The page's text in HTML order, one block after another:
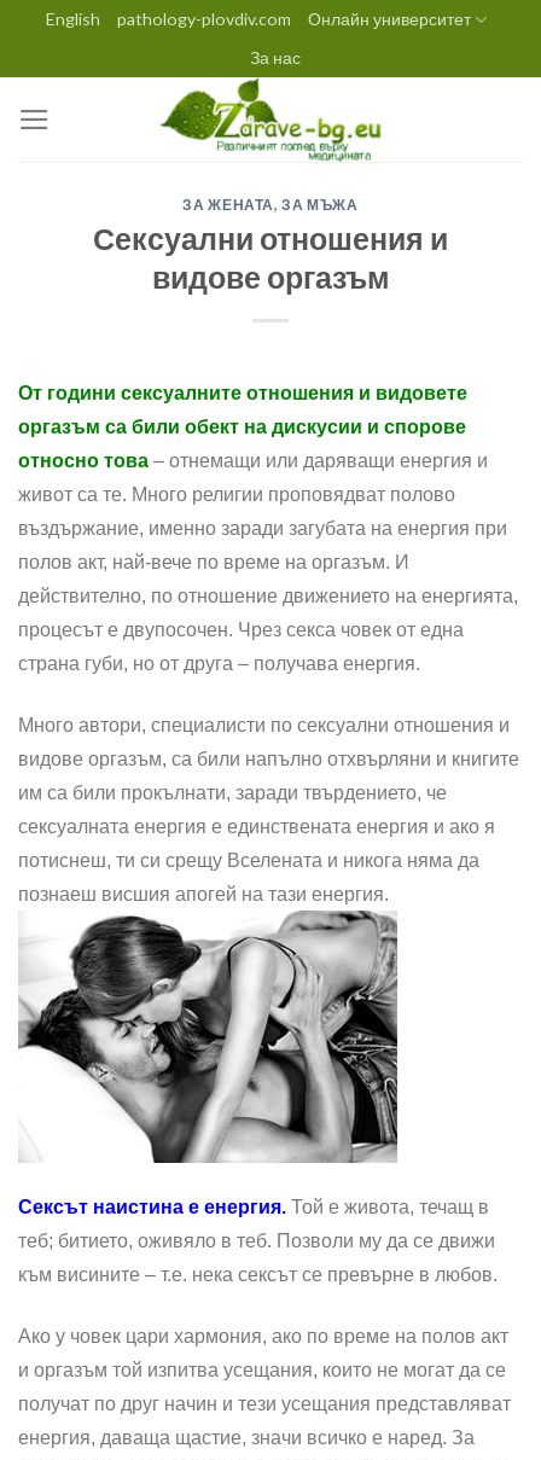
content
English pathology-plovdiv.com
Онлайн университет
За нас
ЗА ЖЕНАТА,ЗА МЪЖА
Сексуални отношения и
видове оргазъм
От години сексуалните отношения и видовете
оргазъм са били обект на дискусии и спорове
относно това – отнемащи или даряващи енергия и
живот са те. Много религии проповядват полово
въздържание, именно заради загубата на енергия при
полов акт, най-вече по време на оргазъм. И
действително, по отношение движението на енергията,
процесът е двупосочен. Чрез секса човек от една
страна губи, но от друга – получава енергия.
Много автори, специалисти по сексуални отношения и
видове оргазъм, са били напълно отхвърляни и книгите
им са били прокълнати, заради твърдението, че
сексуалната енергия е единствената енергия и ако я
потиснеш, ти си срещу Вселената и никога няма да
познаеш висшия апогей на тази енергия.
Сексът наистина е енергия. Той е живота, течащ в
теб; битието, оживяло в теб. Позволи му да се движи
към висините – т.е. нека сексът се превърне в любов.
Ако у човек цари хармония, ако по време на полов акт
и оргазъм той изпитва усещания, които не могат да се
получат по друг начин и тези усещания представляват
енергия, даваща щастие, значи всичко е наред. За